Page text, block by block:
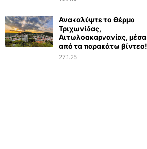
Ανακαλύψτε το Θέρμο
Τριχωνίδας,
Αιτωλοακαρνανίας, μέσα
από τα παρακάτω βίντεο!
27.1.25